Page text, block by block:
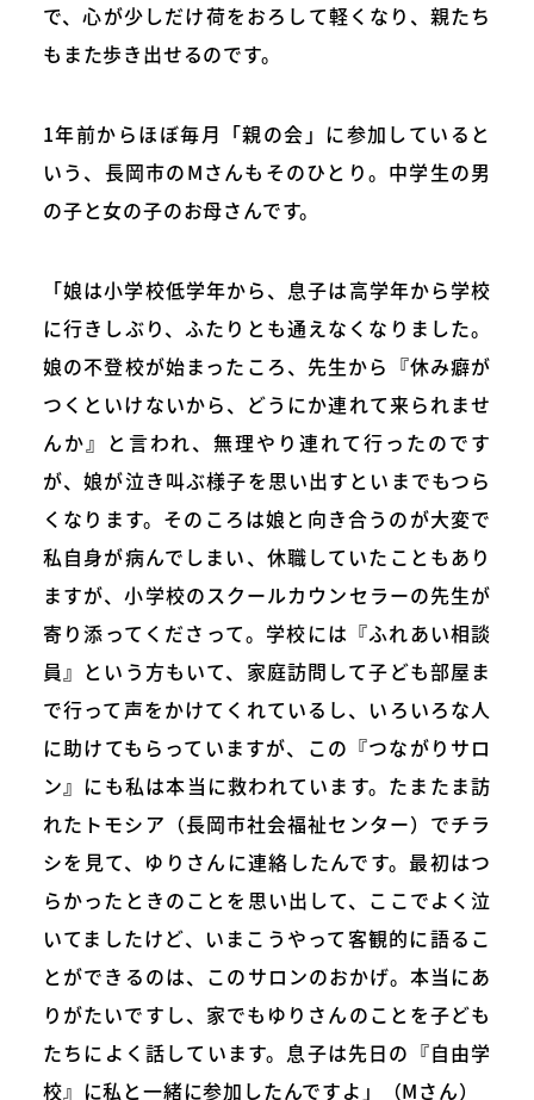
で、心が少しだけ荷をおろして軽くなり、親たち
もまた歩き出せるのです。
1年前からほぼ毎月「親の会」に参加していると
いう、長岡市のMさんもそのひとり。中学生の男
の子と女の子のお母さんです。
「娘は小学校低学年から、息子は高学年から学校
に行きしぶり、ふたりとも通えなくなりました。
娘の不登校が始まったころ、先生から『休み癖が
つくといけないから、どうにか連れて来られませ
んか』と言われ、無理やり連れて行ったのです
が、娘が泣き叫ぶ様子を思い出すといまでもつら
くなります。そのころは娘と向き合うのが大変で
私自身が病んでしまい、休職していたこともあり
ますが、小学校のスクールカウンセラーの先生が
寄り添ってくださって。学校には『ふれあい相談
員』という方もいて、家庭訪問して子ども部屋ま
で行って声をかけてくれているし、いろいろな人
に助けてもらっていますが、この『つながりサロ
ン』にも私は本当に救われています。たまたま訪
れたトモシア（長岡市社会福祉センター）でチラ
シを見て、ゆりさんに連絡したんです。最初はつ
らかったときのことを思い出して、ここでよく泣
いてましたけど、いまこうやって客観的に語るこ
とができるのは、このサロンのおかげ。本当にあ
りがたいですし、家でもゆりさんのことを子ども
たちによく話しています。息子は先日の『自由学
校』に私と一緒に参加したんですよ」（Mさん）